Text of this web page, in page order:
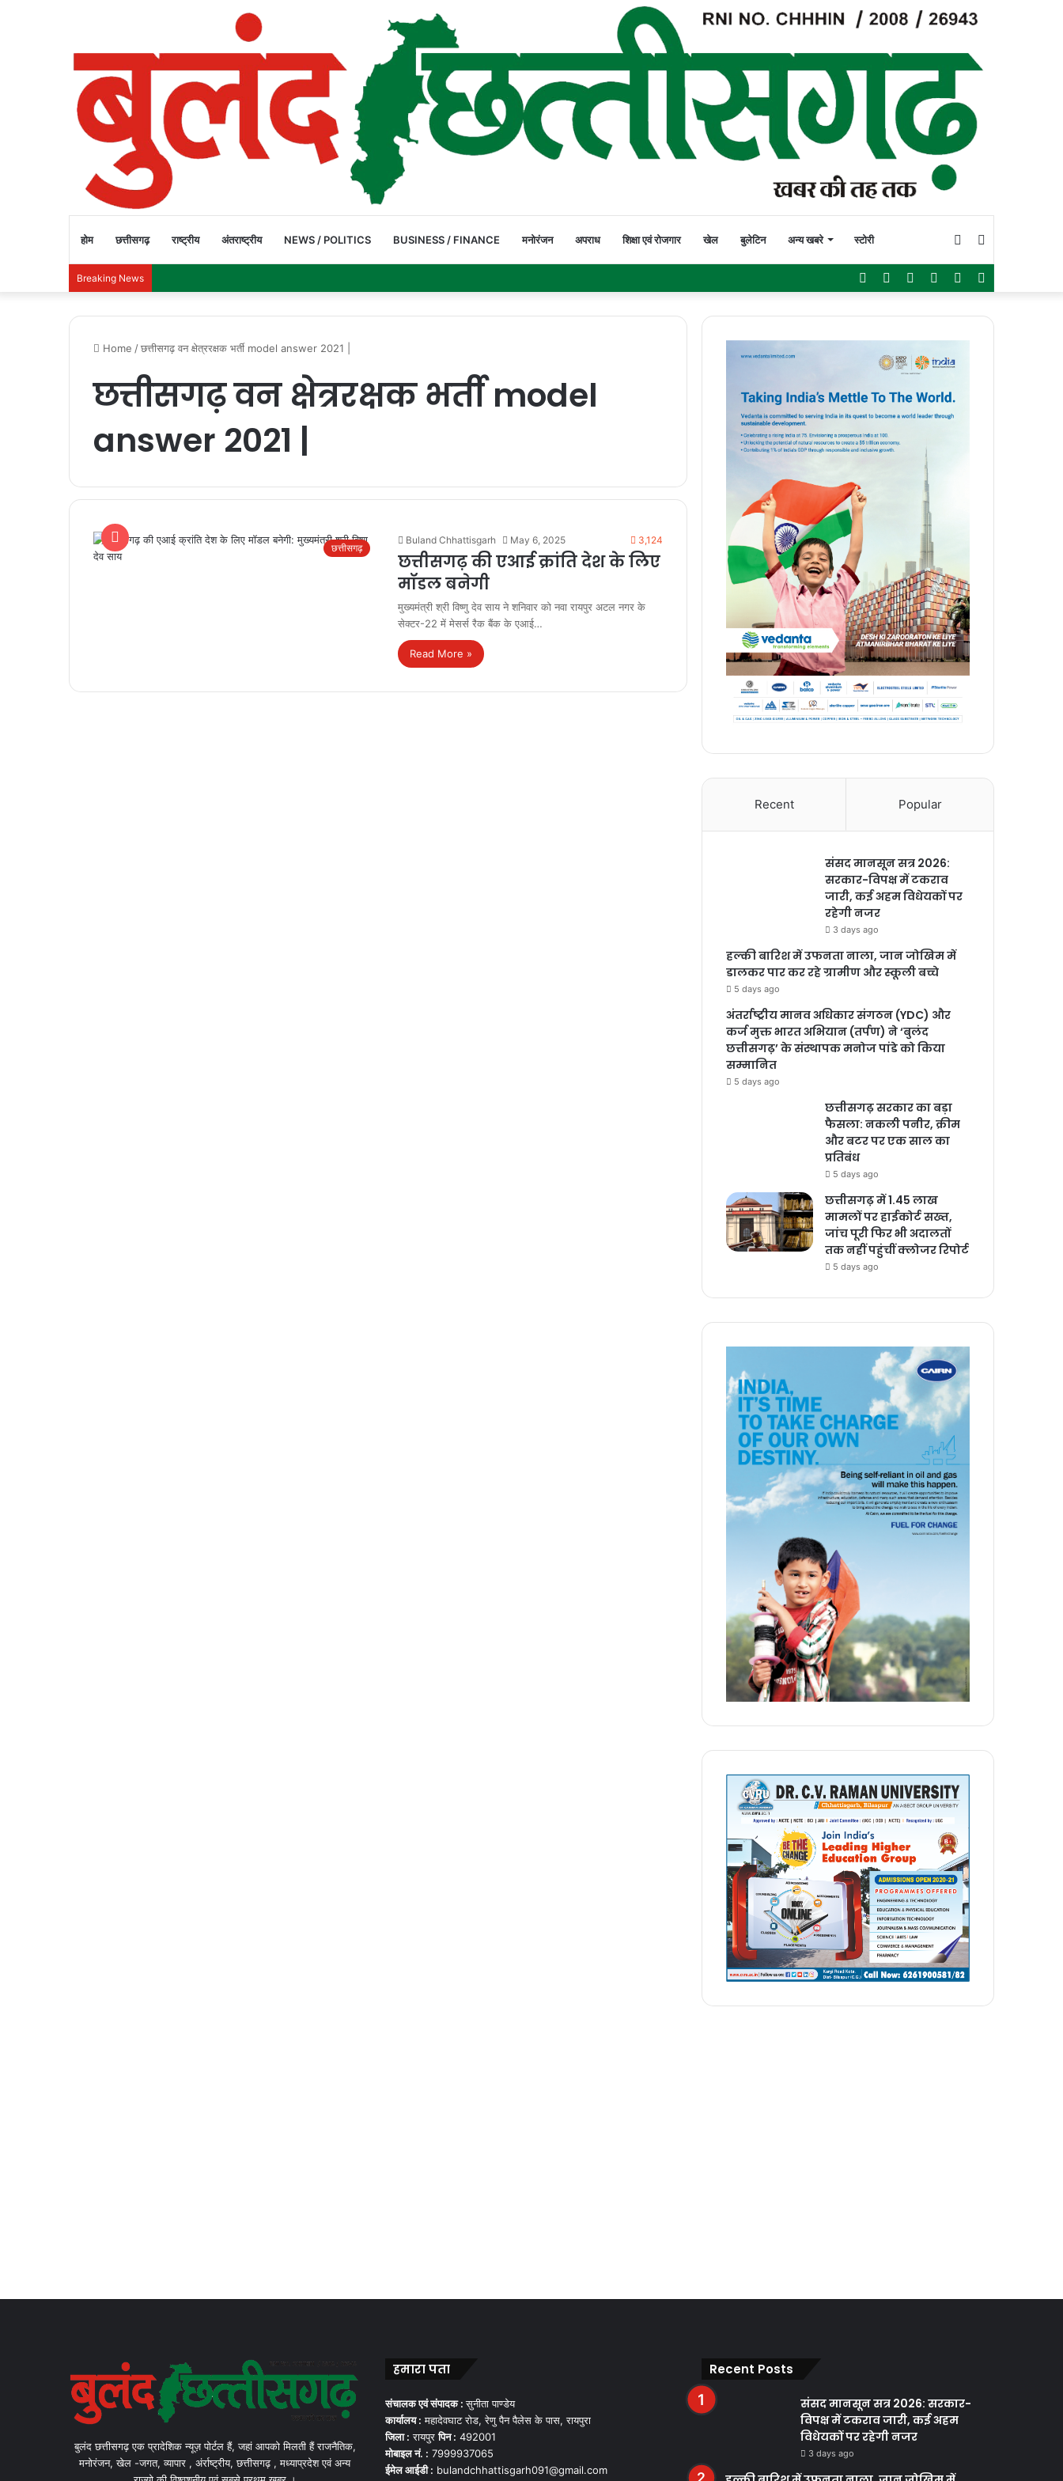
होम छत्तीसगढ़ राष्ट्रीय अंतराष्ट्रीय NEWS / POLITICS BUSINESS / FINANCE मनोरंजन अपराध शिक्षा एवं रोजगार खेल बुलेटिन अन्य खबरे स्टोरी Switch
skin
Breaking News WhatsApp
Instagram
YouTube
Twitter
Facebook
Home /छत्तीसगढ़ वन क्षेत्ररक्षक भर्ती model answer 2021 |
छत्तीसगढ़ वन क्षेत्ररक्षक भर्ती model
answer 2021 |
छत्तीसगढ़
Buland Chhattisgarh May 6, 2025 3,124
छत्तीसगढ़ की एआई क्रांति देश के लिए
मॉडल बनेगी
मुख्यमंत्री श्री विष्णु देव साय ने शनिवार को नवा रायपुर अटल नगर के
सेक्टर-22 में मेसर्स रैक बैंक के एआई…
Read More »
Recent Popular
संसद मानसून सत्र 2026:
सरकार-विपक्ष में टकराव
जारी, कई अहम विधेयकों पर
रहेगी नजर
3 days ago
हल्की बारिश में उफनता नाला, जान जोखिम में
डालकर पार कर रहे ग्रामीण और स्कूली बच्चे
5 days ago
अंतर्राष्ट्रीय मानव अधिकार संगठन (YDC) और
कर्ज मुक्त भारत अभियान (तर्पण) ने ‘बुलंद
छत्तीसगढ़’ के संस्थापक मनोज पांडे को किया
सम्मानित
5 days ago
छत्तीसगढ़ सरकार का बड़ा
फैसला: नकली पनीर, क्रीम
और बटर पर एक साल का
प्रतिबंध
5 days ago
छत्तीसगढ़ में 1.45 लाख
मामलों पर हाईकोर्ट सख्त,
जांच पूरी फिर भी अदालतों
तक नहीं पहुंचीं क्लोजर रिपोर्ट
5 days ago
बुलंद छत्तीसगढ़ एक प्रादेशिक न्यूज़ पोर्टल हैं, जहां आपको मिलती हैं राजनैतिक,
मनोरंजन, खेल -जगत, व्यापार , अंर्राष्ट्रीय, छत्तीसगढ़ , मध्याप्रदेश एवं अन्य
हमारा पता
संचालक एवं संपादक :सुनीता पाण्डेय
कार्यालय : महादेवघाट रोड, रेणु पैन पैलेस के पास, रायपुरा
जिला : रायपुरपिन : 492001
मोबाइल नं. : 7999937065
ईमेल आईडी : bulandchhattisgarh091@gmail.com
Recent Posts
संसद मानसून सत्र 2026: सरकार-
विपक्ष में टकराव जारी, कई अहम
विधेयकों पर रहेगी नजर
3 days ago